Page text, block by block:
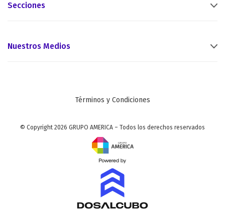
Secciones
Nuestros Medios
Términos y Condiciones
© Copyright 2026 GRUPO AMERICA – Todos los derechos reservados